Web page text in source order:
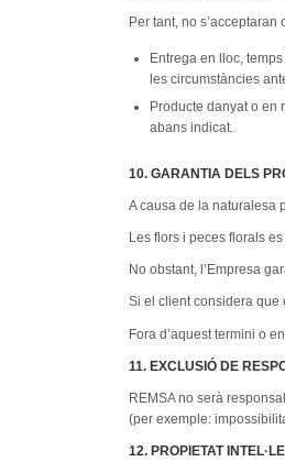
Per tant, no
Entrega en lloc,
les circumstàncies
Producte danyat o en
abans indicat.
10. GARANTIA DELS
A causa de la naturalesa
Les flors i peces florals
No obstant, l’Empresa
Si el client considera que
Fora d’aquest termini o
11. EXCLUSIÓ DE
REMSA no serà
(per exemple:
12. PROPIETAT